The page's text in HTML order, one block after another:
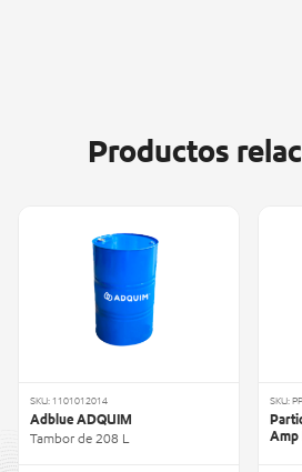
Productos
SKU: 1101012014
Adblue ADQUIM
Tambor de 208 L
SKU:
Amp